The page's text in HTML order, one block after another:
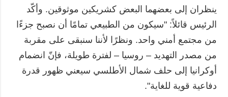
ينظران إلى بعضهما البعض كشريكين موثوقين. وأكّد
الرئيس قائلاً: "سيكون من الطبيعي تمامًا أن نصبح جزءًا
من مجتمع أمني واحد. ونظرًا لأننا سنبقى على مقربة
من مصدر التهديد – روسيا – لفترة طويلة، فإنّ انضمام
أوكرانيا إلى حلف شمال الأطلسي سيعني ظهور قدرة
دفاعية قوية للغاية".